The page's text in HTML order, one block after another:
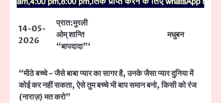
14-05-
2026
प्रात:मुरली
ओम् शान्ति
“बापदादा”‘
मधुबन
“मीठे बच्चे – जैसे बाबा प्यार का सागर है, उनके जैसा प्यार दुनिया में
कोई कर नहीं सकता, ऐसे तुम बच्चे भी बाप समान बनो, किसी को रंज
(नाराज़) मत करो”